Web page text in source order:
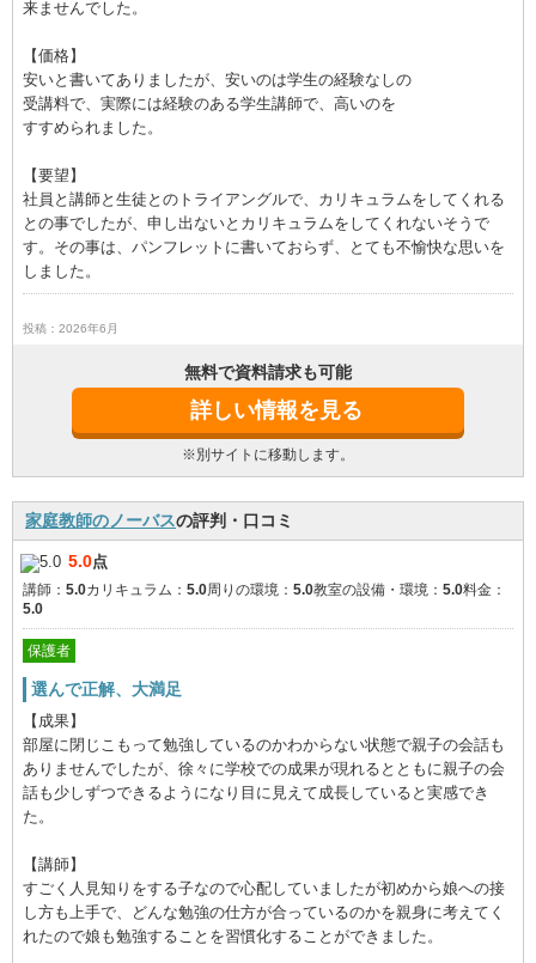
来ませんでした。
【価格】
安いと書いてありましたが、安いのは学生の経験なしの
受講料で、実際には経験のある学生講師で、高いのを
すすめられました。
【要望】
社員と講師と生徒とのトライアングルで、カリキュラムをしてくれる
との事でしたが、申し出ないとカリキュラムをしてくれないそうで
す。その事は、パンフレットに書いておらず、とても不愉快な思いを
しました。
投稿：2026年6月
無料で資料請求も可能
詳しい情報を見る
※別サイトに移動します。
家庭教師のノーバスの評判・口コミ
5.0点
講師： 5.0カリキュラム： 5.0周りの環境： 5.0教室の設備・環境： 5.0料金：
5.0
保護者
選んで正解、大満足
【成果】
部屋に閉じこもって勉強しているのかわからない状態で親子の会話も
ありませんでしたが、徐々に学校での成果が現れるとともに親子の会
話も少しずつできるようになり目に見えて成長していると実感でき
た。
【講師】
すごく人見知りをする子なので心配していましたが初めから娘への接
し方も上手で、どんな勉強の仕方が合っているのかを親身に考えてく
れたので娘も勉強することを習慣化することができました。